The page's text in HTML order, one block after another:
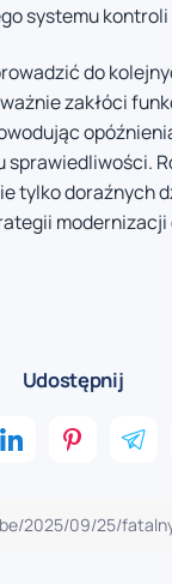
systemu
do
zakłóci
sprawiedliwości.
tylko doraźnych
modernizacji
Udostępnij